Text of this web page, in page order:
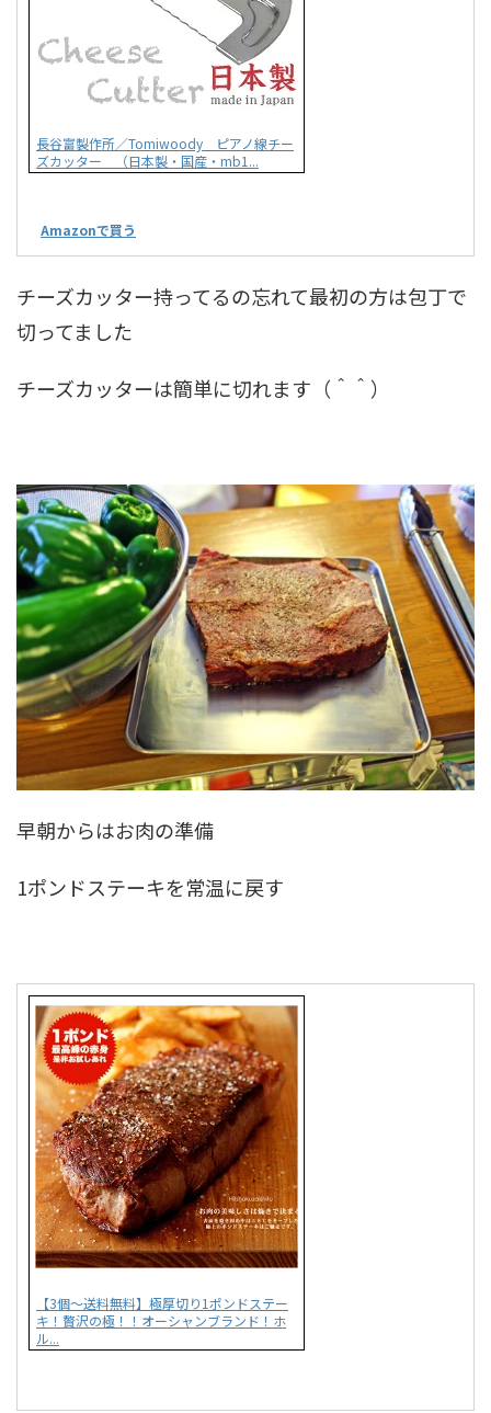
長谷富製作所／Tomiwoody ピアノ線チー
ズカッター （日本製・国産・mb1...
Amazonで買う
チーズカッター持ってるの忘れて最初の方は包丁で
切ってました
チーズカッターは簡単に切れます（＾＾）
早朝からはお肉の準備
1ポンドステーキを常温に戻す
【3個〜送料無料】極厚切り1ポンドステー
キ！贅沢の極！！オーシャンブランド！ホ
ル...